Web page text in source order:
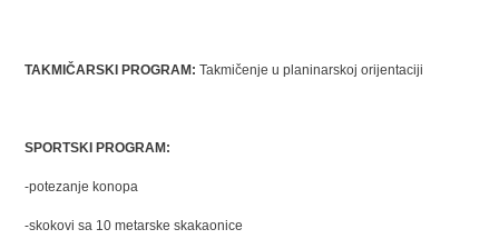
TAKMIČARSKI PROGRAM:Takmičenje u planinarskoj orijentaciji
SPORTSKI PROGRAM:
-potezanje konopa
-skokovi sa 10 metarske skakaonice